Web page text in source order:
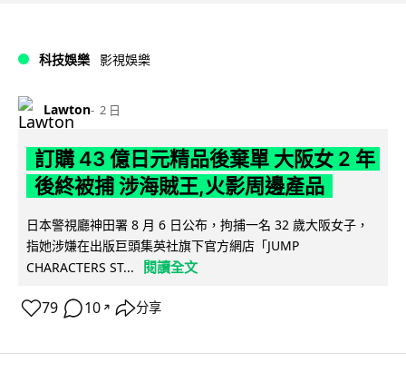
科技娛樂 影視娛樂
Lawton 2 日
訂購 43 億日元精品後棄單 大阪女 2 年
後終被捕 涉海賊王,火影周邊產品
日本警視廳神田署 8 月 6 日公布，拘捕一名 32 歲大阪女子，
指她涉嫌在出版巨頭集英社旗下官方網店「JUMP
CHARACTERS ST...
閱讀全文
79 10 ↗ 分享